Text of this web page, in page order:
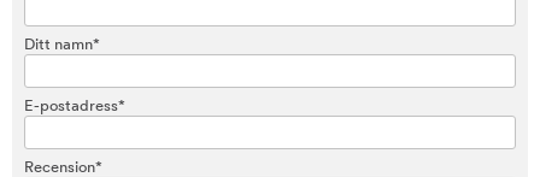
Ditt namn*
E-postadress*
Recension*